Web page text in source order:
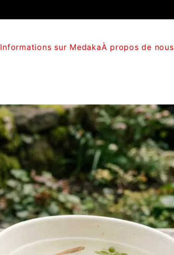
Informations sur MedakaÀ propos de nous